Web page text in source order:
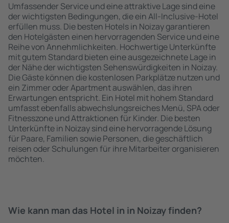
Umfassender Service und eine attraktive Lage sind eine
der wichtigsten Bedingungen, die ein All-Inclusive-Hotel
erfüllen muss. Die besten Hotels in Noizay garantieren
den Hotelgästen einen hervorragenden Service und eine
Reihe von Annehmlichkeiten. Hochwertige Unterkünfte
mit gutem Standard bieten eine ausgezeichnete Lage in
der Nähe der wichtigsten Sehenswürdigkeiten in Noizay.
Die Gäste können die kostenlosen Parkplätze nutzen und
ein Zimmer oder Apartment auswählen, das ihren
Erwartungen entspricht. Ein Hotel mit hohem Standard
umfasst ebenfalls abwechslungsreiches Menü, SPA oder
Fitnesszone und Attraktionen für Kinder. Die besten
Unterkünfte in Noizay sind eine hervorragende Lösung
für Paare, Familien sowie Personen, die geschäftlich
reisen oder Schulungen für ihre Mitarbeiter organisieren
möchten.
Wie kann man das Hotel in in Noizay finden?